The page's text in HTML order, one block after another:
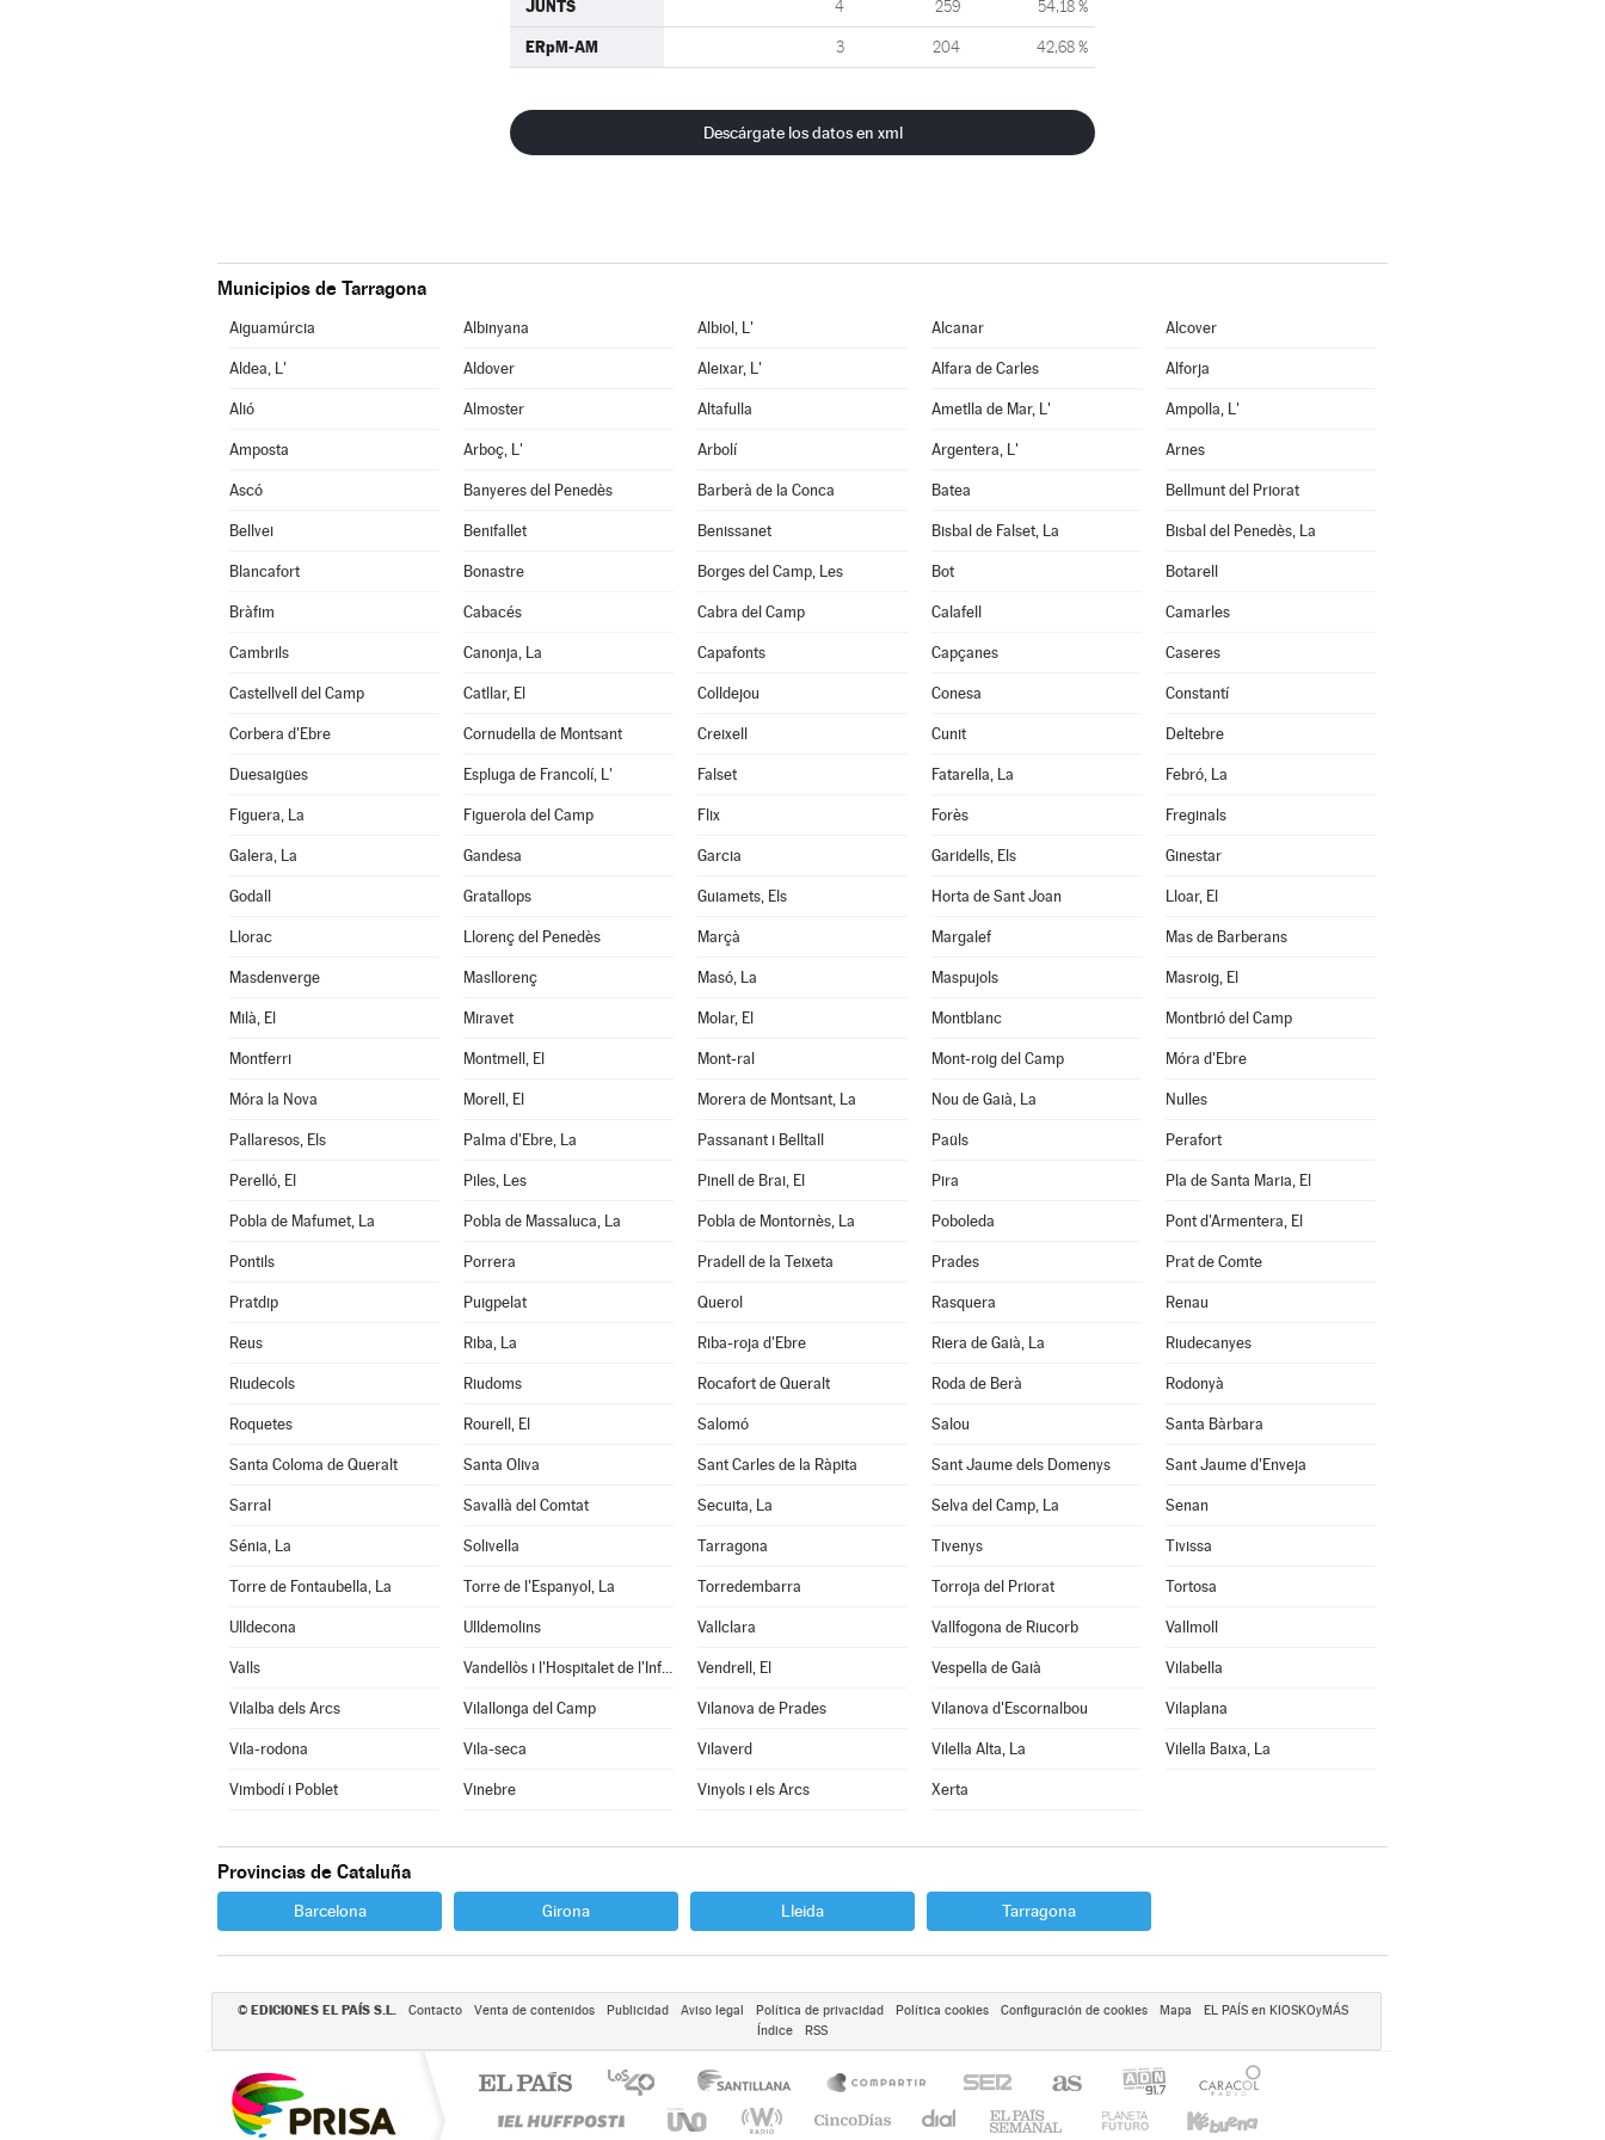
JUNTS 4 259 54,18 %
ERpM-AM 3 204 42,68 %
Descárgate los datos en xml
Municipios de Tarragona
Aiguamúrcia Albinyana Albiol, L' Alcanar Alcover
Aldea, L' Aldover Aleixar, L' Alfara de Carles Alforja
Alió Almoster Altafulla Ametlla de Mar, L' Ampolla, L'
Amposta Arboç, L' Arbolí Argentera, L' Arnes
Ascó Banyeres del Penedès Barberà de la Conca Batea Bellmunt del Priorat
Bellvei Benifallet Benissanet Bisbal de Falset, La Bisbal del Penedès, La
Blancafort Bonastre Borges del Camp, Les Bot Botarell
Bràfim Cabacés Cabra del Camp Calafell Camarles
Cambrils Canonja, La Capafonts Capçanes Caseres
Castellvell del Camp Catllar, El Colldejou Conesa Constantí
Corbera d'Ebre Cornudella de Montsant Creixell Cunit Deltebre
Duesaigües Espluga de Francolí, L' Falset Fatarella, La Febró, La
Figuera, La Figuerola del Camp Flix Forès Freginals
Galera, La Gandesa Garcia Garidells, Els Ginestar
Godall Gratallops Guiamets, Els Horta de Sant Joan Lloar, El
Llorac Llorenç del Penedès Marçà Margalef Mas de Barberans
Masdenverge Masllorenç Masó, La Maspujols Masroig, El
Milà, El Miravet Molar, El Montblanc Montbrió del Camp
Montferri Montmell, El Mont-ral Mont-roig del Camp Móra d'Ebre
Móra la Nova Morell, El Morera de Montsant, La Nou de Gaià, La Nulles
Pallaresos, Els Palma d'Ebre, La Passanant i Belltall Paüls Perafort
Perelló, El Piles, Les Pinell de Brai, El Pira Pla de Santa Maria, El
Pobla de Mafumet, La Pobla de Massaluca, La Pobla de Montornès, La Poboleda Pont d'Armentera, El
Pontils Porrera Pradell de la Teixeta Prades Prat de Comte
Pratdip Puigpelat Querol Rasquera Renau
Reus Riba, La Riba-roja d'Ebre Riera de Gaià, La Riudecanyes
Riudecols Riudoms Rocafort de Queralt Roda de Berà Rodonyà
Roquetes Rourell, El Salomó Salou Santa Bàrbara
Santa Coloma de Queralt Santa Oliva Sant Carles de la Ràpita Sant Jaume dels Domenys Sant Jaume d'Enveja
Sarral Savallà del Comtat Secuita, La Selva del Camp, La Senan
Sénia, La Solivella Tarragona Tivenys Tivissa
Torre de Fontaubella, La Torre de l'Espanyol, La Torredembarra Torroja del Priorat Tortosa
Ulldecona Ulldemolins Vallclara Vallfogona de Riucorb Vallmoll
Valls Vandellòs i l'Hospitalet de l'Infant Vendrell, El Vespella de Gaià Vilabella
Vilalba dels Arcs Vilallonga del Camp Vilanova de Prades Vilanova d'Escornalbou Vilaplana
Vila-rodona Vila-seca Vilaverd Vilella Alta, La Vilella Baixa, La
Vimbodí i Poblet Vinebre Vinyols i els Arcs Xerta
Provincias de Cataluña
Barcelona Girona Lleida Tarragona
© EDICIONES EL PAÍS S.L. Contacto Venta de contenidos Publicidad Aviso legal Política de privacidad Política cookies Configuración de cookies Mapa
EL PAÍS en KIOSKOyMÁS
Índice
RSS